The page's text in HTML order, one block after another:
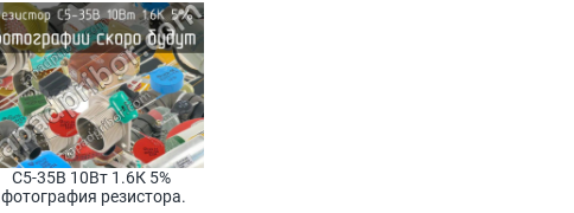
С5-35В 10Вт 1.6К 5%
фотография резистора.